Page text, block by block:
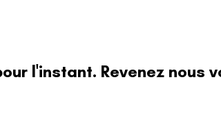
l'instant. Revenez nous